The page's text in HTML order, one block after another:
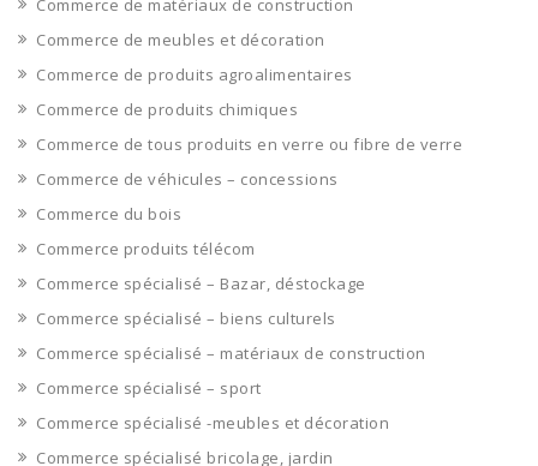
Commerce de matériaux de construction
Commerce de meubles et décoration
Commerce de produits agroalimentaires
Commerce de produits chimiques
Commerce de tous produits en verre ou fibre de verre
Commerce de véhicules – concessions
Commerce du bois
Commerce produits télécom
Commerce spécialisé – Bazar, déstockage
Commerce spécialisé – biens culturels
Commerce spécialisé – matériaux de construction
Commerce spécialisé – sport
Commerce spécialisé -meubles et décoration
Commerce spécialisé bricolage, jardin